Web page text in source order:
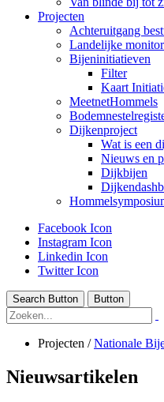
Projecten
Achteruitgang
Landelijke
Bijeninitiatieven
Filter
Kaart
MeetnetHommels
Dijkenproject
Wat is een
Nieuws en
Dijkbijen
Facebook Icon
Instagram Icon
Linkedin Icon
Twitter Icon
Search Button Button
Projecten /Nationale
Nieuwsartikelen